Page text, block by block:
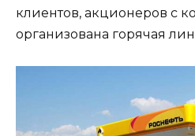
клиентов, акционеров с
организована горячая